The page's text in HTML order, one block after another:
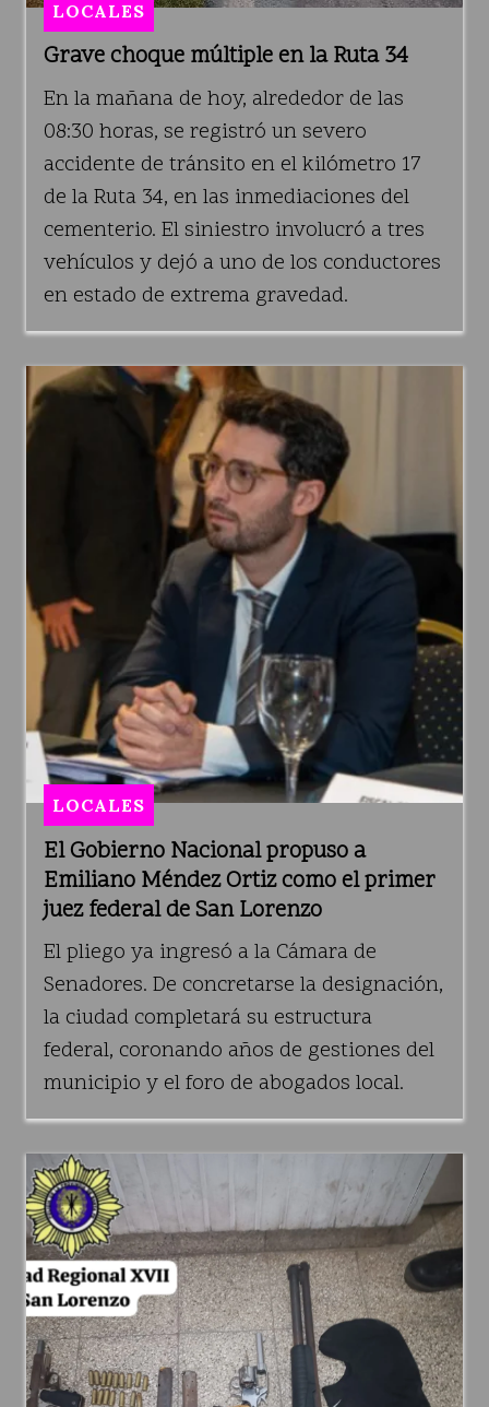
Grave choque múltiple en la Ruta 34
LOCALES
En la mañana de hoy, alrededor de las
08:30 horas, se registró un severo
accidente de tránsito en el kilómetro 17
de la Ruta 34, en las inmediaciones del
cementerio. El siniestro involucró a tres
vehículos y dejó a uno de los conductores
en estado de extrema gravedad.
El Gobierno Nacional propuso a
Emiliano Méndez Ortiz como el primer
juez federal de San Lorenzo
LOCALES
El pliego ya ingresó a la Cámara de
Senadores. De concretarse la designación,
la ciudad completará su estructura
federal, coronando años de gestiones del
municipio y el foro de abogados local.